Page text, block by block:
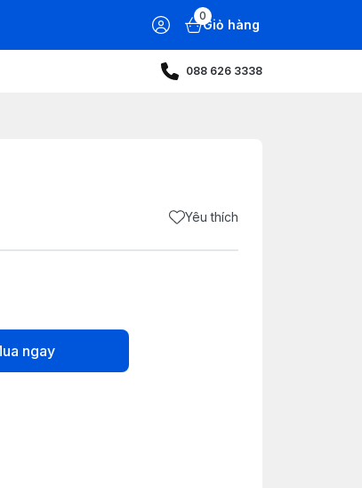
0
Giỏ hàng
088 626 3338
Yêu thích
ngay